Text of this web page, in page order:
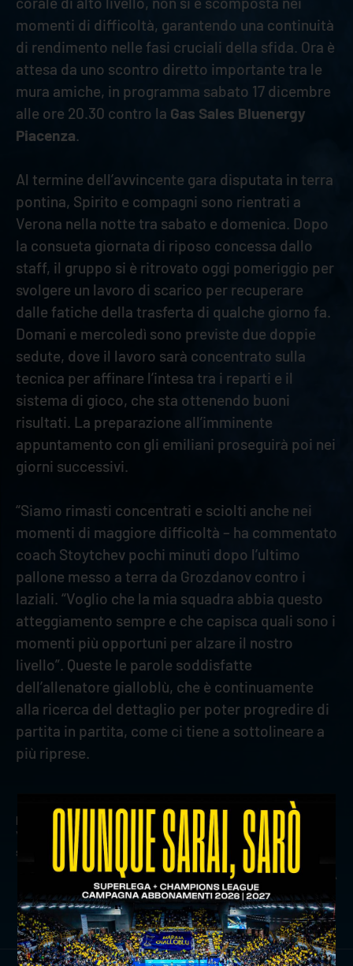
momenti di difficoltà, garantendo una continuità
di rendimento nelle fasi cruciali della sfida. Ora è
attesa da uno scontro diretto importante tra le
mura amiche, in programma sabato 17 dicembre
alle ore 20.30 contro la Gas Sales Bluenergy
Piacenza.
Al termine dell’avvincente gara disputata in terra
pontina, Spirito e compagni sono rientrati a
Verona nella notte tra sabato e domenica. Dopo
la consueta giornata di riposo concessa dallo
staff, il gruppo si è ritrovato oggi pomeriggio per
svolgere un lavoro di scarico per recuperare
dalle fatiche della trasferta di qualche giorno fa.
Domani e mercoledì sono previste due doppie
sedute, dove il lavoro sarà concentrato sulla
tecnica per affinare l’intesa tra i reparti e il
sistema di gioco, che sta ottenendo buoni
risultati. La preparazione all’imminente
appuntamento con gli emiliani proseguirà poi nei
giorni successivi.
“Siamo rimasti concentrati e sciolti anche nei
momenti di maggiore difficoltà – ha commentato
coach Stoytchev pochi minuti dopo l’ultimo
pallone messo a terra da Grozdanov contro i
laziali. “Voglio che la mia squadra abbia questo
atteggiamento sempre e che capisca quali sono i
momenti più opportuni per alzare il nostro
livello”. Queste le parole soddisfatte
dell’allenatore gialloblù, che è continuamente
alla ricerca del dettaglio per poter progredire di
partita in partita, come ci tiene a sottolineare a
più riprese.
precedente:
modalità di accesso area stampa: withu
verona - gas sales bluenergy piacenza
successivo:
che cuore: la withu verona trionfa a cisterna
comunicati stampa